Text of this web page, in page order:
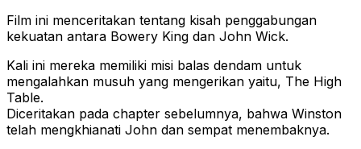
Film ini menceritakan tentang kisah penggabungan
kekuatan antara Bowery King dan John Wick.
Kali ini mereka memiliki misi balas dendam untuk
mengalahkan musuh yang mengerikan yaitu, The High
Table.
Diceritakan pada chapter sebelumnya, bahwa Winston
telah mengkhianati John dan sempat menembaknya.